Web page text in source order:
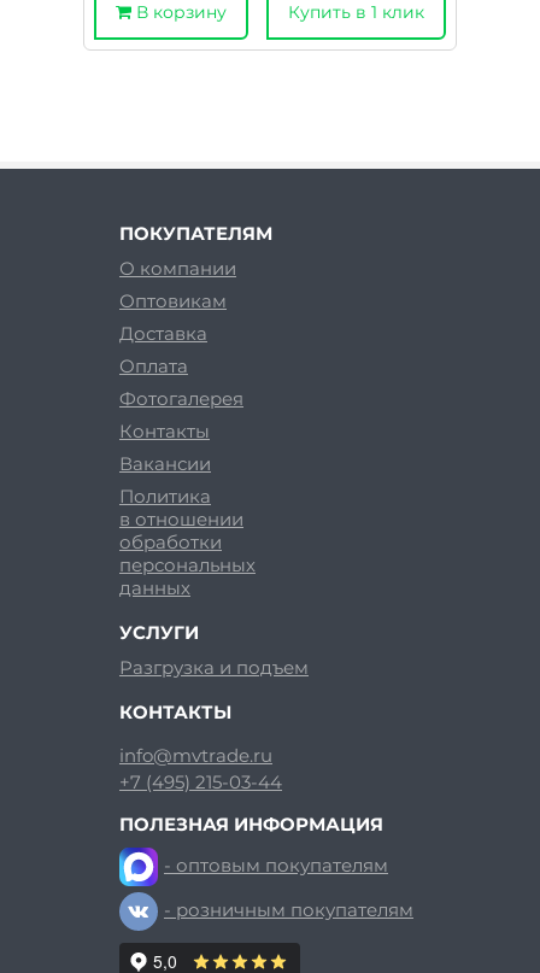
В корзину Купить в 1 клик
ПОКУПАТЕЛЯМ
О компании
Оптовикам
Доставка
Оплата
Фотогалерея
Контакты
Вакансии
Политика
в отношении
обработки
персональных
данных
УСЛУГИ
Разгрузка и подъем
КОНТАКТЫ
info@mvtrade.ru
+7 (495) 215-03-44
ПОЛЕЗНАЯ ИНФОРМАЦИЯ
- оптовым покупателям
- розничным покупателям